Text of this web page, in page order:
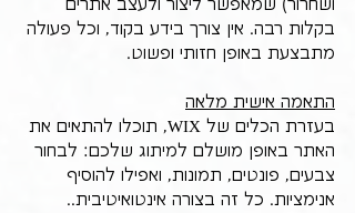
ושחרור) שמאפשר ליצור ולעצב אתרים
בקלות רבה. אין צורך בידע בקוד, וכל פעולה
מתבצעת באופן חזותי ופשוט.
התאמה אישית מלאה
בעזרת הכלים של WIX, תוכלו להתאים את
האתר באופן מושלם למיתוג שלכם: לבחור
צבעים, פונטים, תמונות, ואפילו להוסיף
אנימציות. כל זה בצורה אינטואיטיבית..